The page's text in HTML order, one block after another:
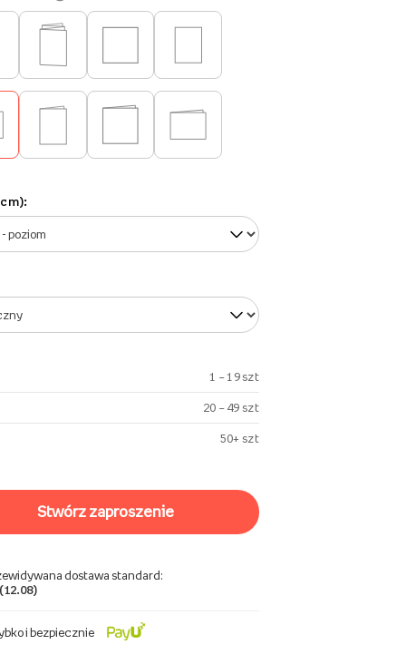
1 – 19 szt
20 – 49 szt
50+ szt
stwórz zaproszenie
dostawa standard:
i bezpiecznie